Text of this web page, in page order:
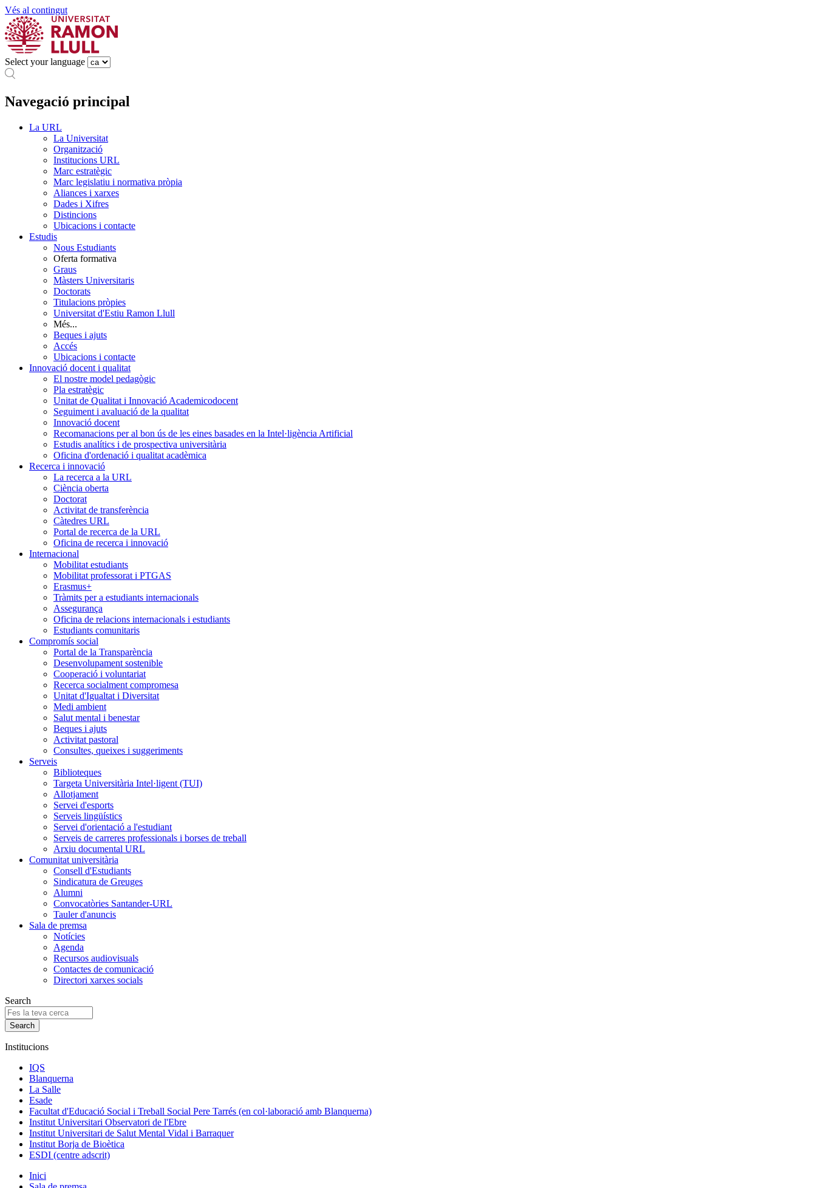
Vés al contingut
Select your language
Navegació principal
La URL
La Universitat
Organització
Institucions URL
Marc estratègic
Marc legislatiu i normativa pròpia
Aliances i xarxes
Dades i Xifres
Distincions
Ubicacions i contacte
Estudis
Nous Estudiants
Oferta formativa
Graus
Màsters Universitaris
Doctorats
Titulacions pròpies
Universitat d'Estiu Ramon Llull
Més...
Beques i ajuts
Accés
Ubicacions i contacte
Innovació docent i qualitat
El nostre model pedagògic
Pla estratègic
Unitat de Qualitat i Innovació Academicodocent
Seguiment i avaluació de la qualitat
Innovació docent
Recomanacions per al bon ús de les eines basades en la Intel·ligència Artificial
Estudis analítics i de prospectiva universitària
Oficina d'ordenació i qualitat acadèmica
Recerca i innovació
La recerca a la URL
Ciència oberta
Doctorat
Activitat de transferència
Càtedres URL
Portal de recerca de la URL
Oficina de recerca i innovació
Internacional
Mobilitat estudiants
Mobilitat professorat i PTGAS
Erasmus+
Tràmits per a estudiants internacionals
Assegurança
Oficina de relacions internacionals i estudiants
Estudiants comunitaris
Compromís social
Portal de la Transparència
Desenvolupament sostenible
Cooperació i voluntariat
Recerca socialment compromesa
Unitat d'Igualtat i Diversitat
Medi ambient
Salut mental i benestar
Beques i ajuts
Activitat pastoral
Consultes, queixes i suggeriments
Serveis
Biblioteques
Targeta Universitària Intel·ligent (TUI)
Allotjament
Servei d'esports
Serveis lingüístics
Servei d'orientació a l'estudiant
Serveis de carreres professionals i borses de treball
Arxiu documental URL
Comunitat universitària
Consell d'Estudiants
Sindicatura de Greuges
Alumni
Convocatòries Santander-URL
Tauler d'anuncis
Sala de premsa
Notícies
Agenda
Recursos audiovisuals
Contactes de comunicació
Directori xarxes socials
Search
Institucions
IQS
Blanquerna
La Salle
Esade
Facultat d'Educació Social i Treball Social Pere Tarrés (en col·laboració amb Blanquerna)
Institut Universitari Observatori de l'Ebre
Institut Universitari de Salut Mental Vidal i Barraquer
Institut Borja de Bioètica
ESDI (centre adscrit)
Inici